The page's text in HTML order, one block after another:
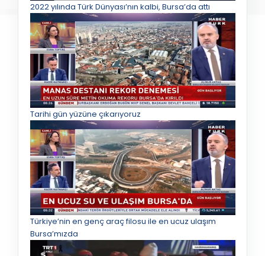
2022 yılında Türk Dünyası’nın kalbi, Bursa’da attı
Tarihi gün yüzüne çıkarıyoruz
Türkiye’nin en genç araç filosu ile en ucuz ulaşım
Bursa’mızda